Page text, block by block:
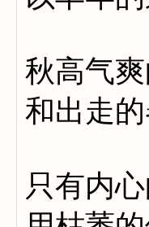
秋高气
和出走
只有内